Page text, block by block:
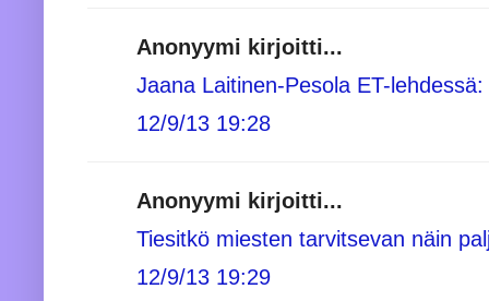
Anonyymi kirjoitti...
Jaana Laitinen-Pesola ET-
12/9/13 19:28
Anonyymi kirjoitti...
Tiesitkö miesten tarvitsevan näin
12/9/13 19:29